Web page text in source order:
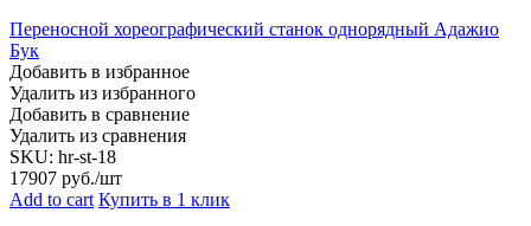
Переносной хореографический станок однорядный Адажио
Бук
Добавить в избранное
Удалить из избранного
Добавить в сравнение
Удалить из сравнения
SKU: hr-st-18
17907 руб./шт
Add to cart Купить в 1 клик